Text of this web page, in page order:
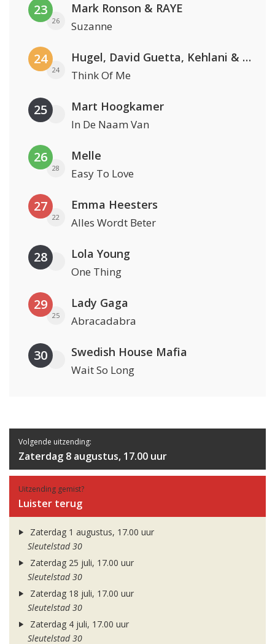
23
26
Mark Ronson & RAYE
Suzanne
24
24
Hugel, David Guetta, Kehlani & Daecolm
Think Of Me
25 Mart Hoogkamer
In De Naam Van
26
28
Melle
Easy To Love
27
22
Emma Heesters
Alles Wordt Beter
28 Lola Young
One Thing
29
25
Lady Gaga
Abracadabra
30 Swedish House Mafia
Wait So Long
Volgende uitzending:
Zaterdag 8 augustus, 17.00 uur
Uitzending gemist?
Luister terug
Zaterdag 1 augustus, 17.00 uur
Sleutelstad 30
Zaterdag 25 juli, 17.00 uur
Sleutelstad 30
Zaterdag 18 juli, 17.00 uur
Sleutelstad 30
Zaterdag 4 juli, 17.00 uur
Sleutelstad 30